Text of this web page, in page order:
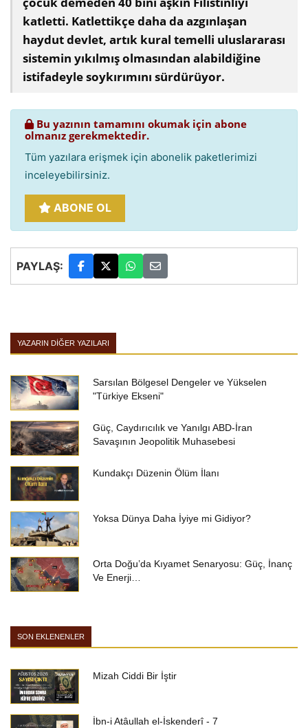
katletti. Katlettikçe daha da azgınlaşan
haydut devlet, artık kural temelli uluslararası
sistemin yıkılmış olmasından alabildiğine
istifadeyle soykırımını sürdürüyor.
Bu yazının tamamını okumak için abone
olmanız gerekmektedir.
Tüm yazılara erişmek için abonelik paketlerimizi
inceleyebilirsiniz.
ABONE OL
PAYLAŞ:
YAZARIN DIĞER YAZILARI
Sarsılan Bölgesel Dengeler ve Yükselen
"Türkiye Ekseni"
Güç, Caydırıcılık ve Yanılgı ABD-İran
Savaşının Jeopolitik Muhasebesi
Kundakçı Düzenin Ölüm İlanı
Yoksa Dünya Daha İyiye mi Gidiyor?
Orta Doğu’da Kıyamet Senaryosu: Güç, İnanç
Ve Enerji…
SON EKLENENLER
Mizah Ciddi Bir İştir
İbn-i Atâullah el-İskenderî - 7